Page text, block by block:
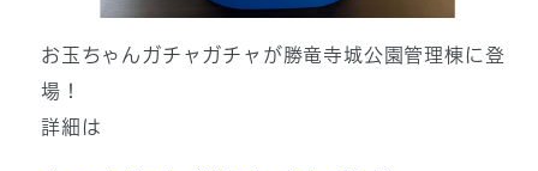
お玉ちゃんガチャガチャが勝竜寺城公園管理棟に登
場！
詳細は